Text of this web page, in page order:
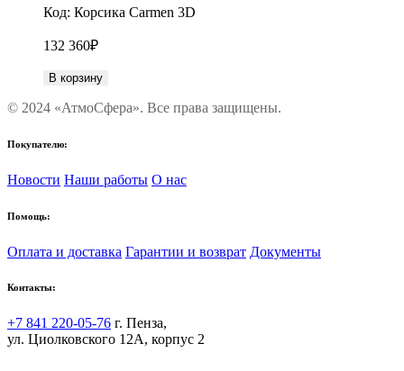
Код: Корсика Carmen 3D
132 360₽
В корзину
© 2024 «АтмоСфера». Все права защищены.
Покупателю:
Новости Наши работы О нас
Помощь:
Оплата и доставка Гарантии и возврат Документы
Контакты:
+7 841 220-05-76 г. Пенза,
ул. Циолковского 12А, корпус 2